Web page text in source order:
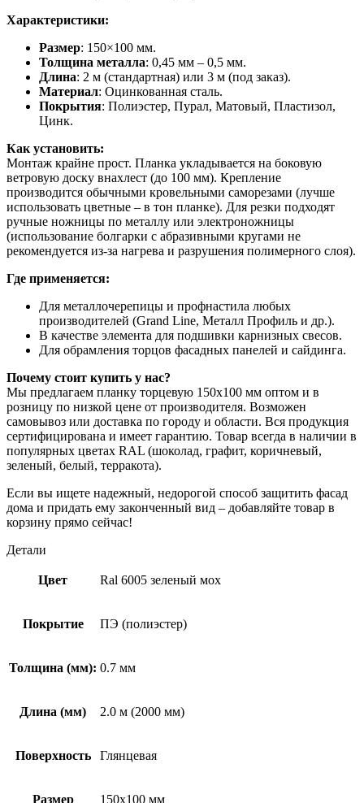
Характеристики:
Размер: 150×100 мм.
Толщина металла: 0,45 мм – 0,5 мм.
Длина: 2 м (стандартная) или 3 м (под заказ).
Материал: Оцинкованная сталь.
Покрытия: Полиэстер, Пурал, Матовый, Пластизол,
Цинк.
Как установить:
Монтаж крайне прост. Планка укладывается на боковую
ветровую доску внахлест (до 100 мм). Крепление
производится обычными кровельными саморезами (лучше
использовать цветные – в тон планке). Для резки подходят
ручные ножницы по металлу или электроножницы
(использование болгарки с абразивными кругами не
рекомендуется из-за нагрева и разрушения полимерного слоя).
Где применяется:
Для металлочерепицы и профнастила любых
производителей (Grand Line, Металл Профиль и др.).
В качестве элемента для подшивки карнизных свесов.
Для обрамления торцов фасадных панелей и сайдинга.
Почему стоит купить у нас?
Мы предлагаем планку торцевую 150х100 мм оптом и в
розницу по низкой цене от производителя. Возможен
самовывоз или доставка по городу и области. Вся продукция
сертифицирована и имеет гарантию. Товар всегда в наличии в
популярных цветах RAL (шоколад, графит, коричневый,
зеленый, белый, терракота).
Если вы ищете надежный, недорогой способ защитить фасад
дома и придать ему законченный вид – добавляйте товар в
корзину прямо сейчас!
Детали
Цвет Ral 6005 зеленый мох
Покрытие ПЭ (полиэстер)
Толщина (мм): 0.7 мм
Длина (мм) 2.0 м (2000 мм)
Поверхность Глянцевая
Размер 150х100 мм